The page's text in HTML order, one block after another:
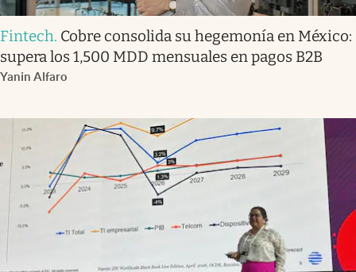
Fintech. Cobre consolida su hegemonía en México:
supera los 1,500 MDD mensuales en pagos B2B
Yanin Alfaro